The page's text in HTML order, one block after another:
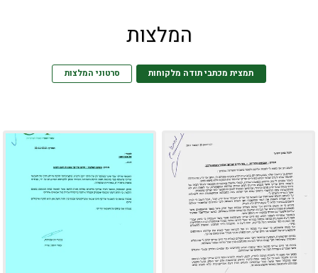
המלצות
תמצית מכתבי תודה מלקוחות סרטוני המלצות